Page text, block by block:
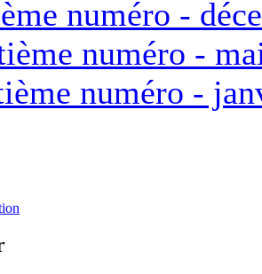
numéro -
numéro -
numéro -